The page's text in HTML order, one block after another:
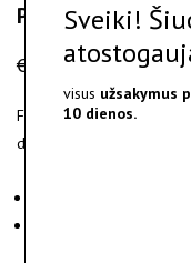
Pricepi - sidabro
€ 120.00
Faktūruoto matinio
detalėmis.
Sveiki!
visus užsakymus
10 dienos.